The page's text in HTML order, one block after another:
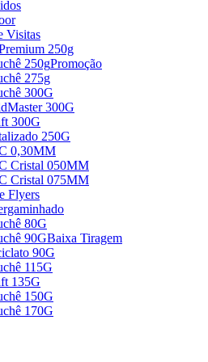
Visitas
250g
250gPromoção
275g
300G
300G
300G
250G
0,30MM
Cristal 050MM
Cristal 075MM
Flyers
80G
90GBaixa Tiragem
90G
115G
135G
150G
170G